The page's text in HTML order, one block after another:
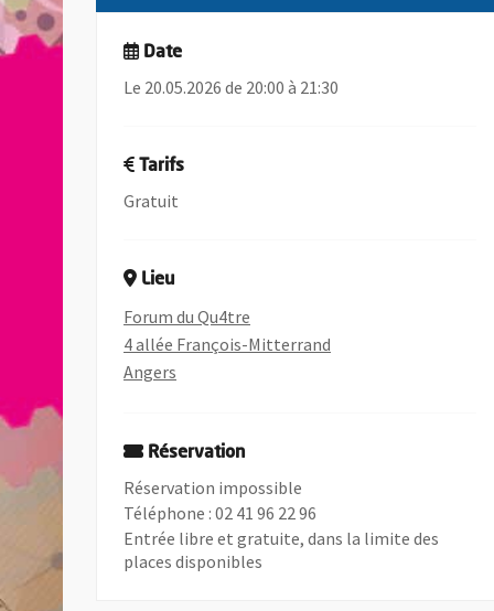
Date
Le 20.05.2026 de 20:00 à 21:30
Tarifs
Gratuit
Lieu
Forum du Qu4tre
4 allée François-Mitterrand
Angers
Réservation
Réservation impossible
Téléphone : 02 41 96 22 96
Entrée libre et gratuite, dans la limite des
places disponibles